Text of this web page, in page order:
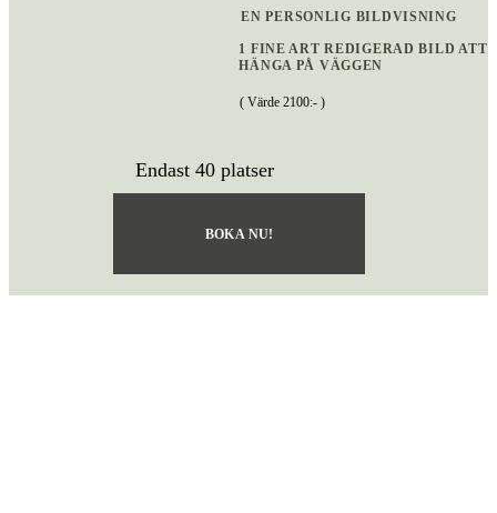
EN PERSONLIG BILDVISNING
1 FINE ART REDIGERAD BILD ATT
HÄNGA PÅ VÄGGEN
( Värde 2100:- )
BOKA NU!
Endast 40 platser